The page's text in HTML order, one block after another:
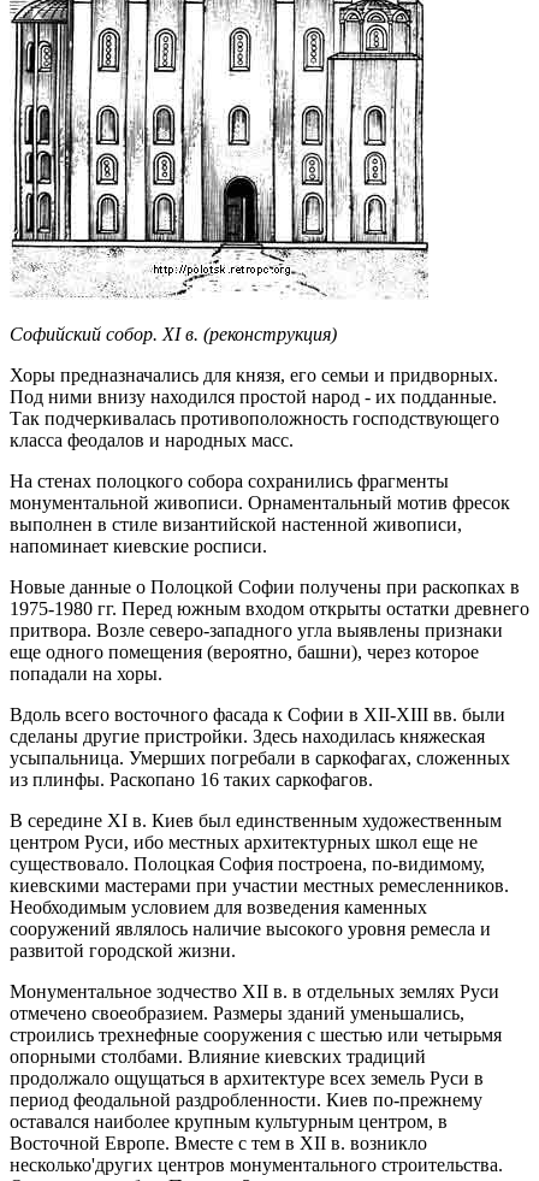
Софийский собор. XI в. (реконструкция)
Хоры предназначались для князя, его семьи и придворных.
Под ними внизу находился простой народ - их подданные.
Так подчеркивалась противоположность господствующего
класса феодалов и народных масс.
На стенах полоцкого собора сохранились фрагменты
монументальной живописи. Орнаментальный мотив фресок
выполнен в стиле византийской настенной живописи,
напоминает киевские росписи.
Новые данные о Полоцкой Софии получены при раскопках в
1975-1980 гг. Перед южным входом открыты остатки древнего
притвора. Возле северо-западного угла выявлены признаки
еще одного помещения (вероятно, башни), через которое
попадали на хоры.
Вдоль всего восточного фасада к Софии в XII-XIII вв. были
сделаны другие пристройки. Здесь находилась княжеская
усыпальница. Умерших погребали в саркофагах, сложенных
из плинфы. Раскопано 16 таких саркофагов.
В середине XI в. Киев был единственным художественным
центром Руси, ибо местных архитектурных школ еще не
существовало. Полоцкая София построена, по-видимому,
киевскими мастерами при участии местных ремесленников.
Необходимым условием для возведения каменных
сооружений являлось наличие высокого уровня ремесла и
развитой городской жизни.
Монументальное зодчество XII в. в отдельных землях Руси
отмечено своеобразием. Размеры зданий уменьшались,
строились трехнефные сооружения с шестью или четырьмя
опорными столбами. Влияние киевских традиций
продолжало ощущаться в архитектуре всех земель Руси в
период феодальной раздробленности. Киев по-прежнему
оставался наиболее крупным культурным центром, в
Восточной Европе. Вместе с тем в XII в. возникло
несколько'других центров монументального строительства.